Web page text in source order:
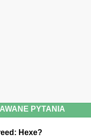
PYTANIA
Hexe?